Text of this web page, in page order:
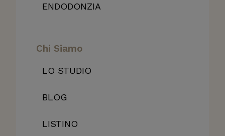
ENDODONZIA
Chi Siamo
LO STUDIO
BLOG
LISTINO